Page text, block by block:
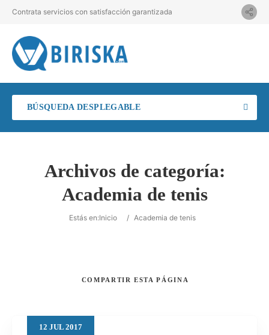
Contrata servicios con satisfacción garantizada
BÚSQUEDA DESPLEGABLE
Archivos de categoría:
Academia de tenis
Estás en:Inicio / Academia de tenis
COMPARTIR ESTA PÁGINA
12 JUL 2017